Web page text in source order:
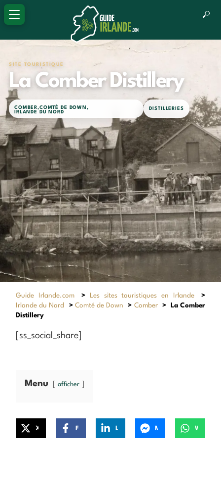
SITE TOURISTIQUE
La Comber Distillery
COMBER,COMTÉ DE DOWN ,
IRLANDE DU NORD
DISTILLERIES
Guide Irlande.com > Les sites touristiques en Irlande
>
Irlande du Nord
> Comté de Down > Comber >
La Comber
Distillery
[ss_social_share]
Menu afficher